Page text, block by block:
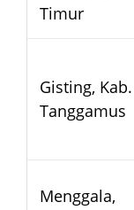
Timur
Gisting, Kab.
Tanggamus
Menggala,